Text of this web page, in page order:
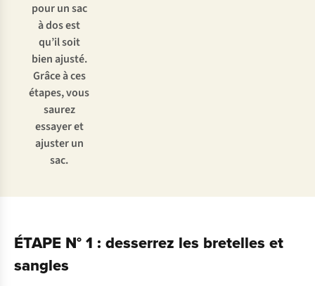
pour un sac
à dos est
qu’il soit
bien ajusté.
Grâce à ces
étapes, vous
saurez
essayer et
ajuster un
sac.
ÉTAPE N° 1 : desserrez les bretelles et
sangles